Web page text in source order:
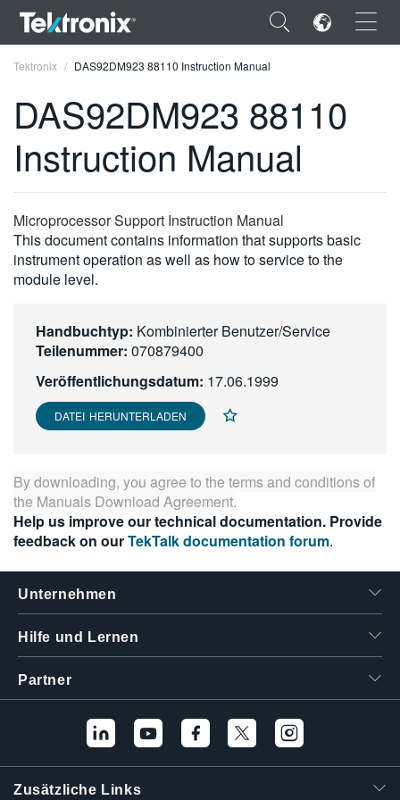
×
ENGLISH
DEUTSCH
VIỆT NAM
日本語
한국어
繁體中文
Tektronix DAS92DM923 88110 Instruction Manual
DAS92DM923 88110
Instruction Manual
Microprocessor Support Instruction Manual
This document contains information that supports basic
instrument operation as well as how to service to the
module level.
Handbuchtyp: Kombinierter Benutzer/Service
Teilenummer: 070879400
Veröffentlichungsdatum: 17.06.1999
DATEI HERUNTERLADEN
By downloading, you agree to the terms and conditions of
the Manuals Download Agreement.
Help us improve our technical documentation. Provide
feedback on ourTekTalk documentation forum.
Unternehmen
Hilfe und Lernen
Partner
Zusätzliche Links